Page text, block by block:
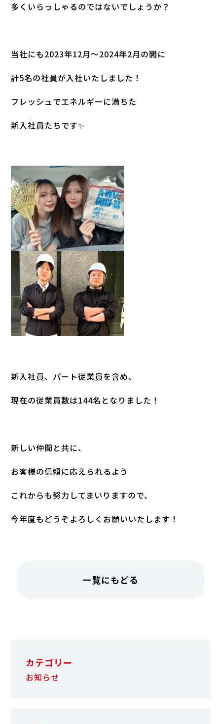
多くいらっしゃるのではないでしょうか？
当社にも2023年12月～2024年2月の間に
計5名の社員が入社いたしました！
フレッシュでエネルギーに満ちた
新入社員たちです✨
新入社員、パート従業員を含め、
現在の従業員数は144名となりました！
新しい仲間と共に、
お客様の信頼に応えられるよう
これからも努力してまいりますので、
今年度もどうぞよろしくお願いいたします！
一覧にもどる
カテゴリー
お知らせ